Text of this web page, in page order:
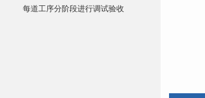
每道工序分阶段进行调试验收